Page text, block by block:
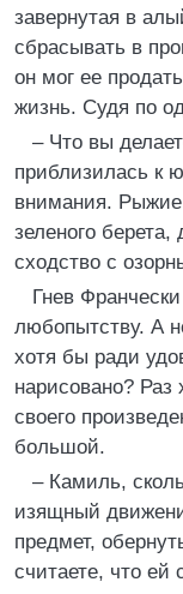
завернутая в
сбрасывать в
он мог ее
жизнь. Судя по
– Что вы
приблизилась к
внимания.
зеленого
сходство с
Гнев
любопытству. А
хотя бы ради
нарисовано? Раз
своего
большой.
– Камиль,
изящный
предмет,
считаете, что ей